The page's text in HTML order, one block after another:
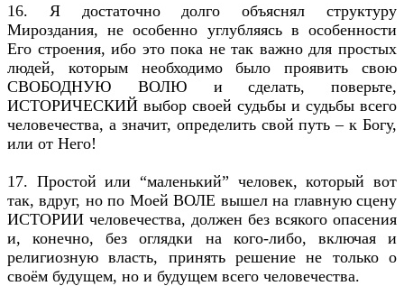
16. Я достаточно долго объяснял структуру
Мироздания, не особенно углубляясь в особенности
Его строения, ибо это пока не так важно для простых
людей, которым необходимо было проявить свою
СВОБОДНУЮ ВОЛЮ и сделать, поверьте,
ИСТОРИЧЕСКИЙ выбор своей судьбы и судьбы всего
человечества, а значит, определить свой путь – к Богу,
или от Него!
17. Простой или “маленький” человек, который вот
так, вдруг, но по Моей ВОЛЕ вышел на главную сцену
ИСТОРИИ человечества, должен без всякого опасения
и, конечно, без оглядки на кого-либо, включая и
религиозную власть, принять решение не только о
своём будущем, но и будущем всего человечества.